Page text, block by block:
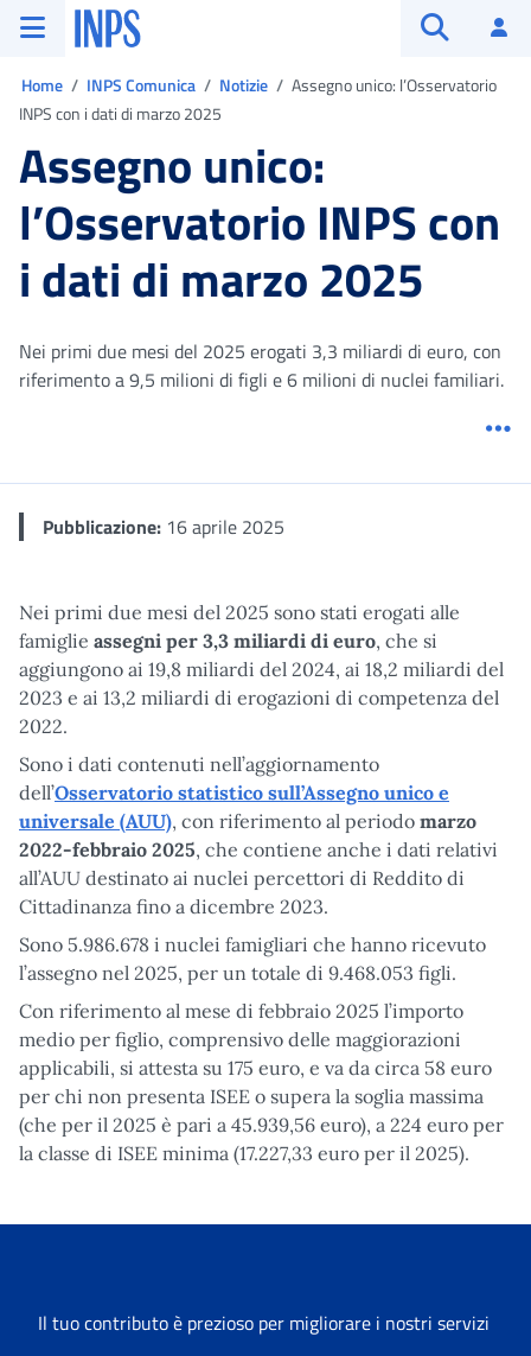
Vai al menu principale
Vai al contenuto principale
Vai al pie' di pagina
INPS ()
Home INPS Comunica Notizie
Assegno unico: l’Osservatorio
INPS con i dati di marzo 2025
Assegno unico:
l’Osservatorio INPS con
i dati di marzo 2025
Nei primi due mesi del 2025 erogati 3,3 miliardi di euro, con
riferimento a 9,5 milioni di figli e 6 milioni di nuclei familiari.
Pubblicazione: 16 aprile 2025
Nei primi due mesi del 2025 sono stati erogati alle
famiglie assegni per 3,3 miliardi di euro, che si
aggiungono ai 19,8 miliardi del 2024, ai 18,2 miliardi del
2023 e ai 13,2 miliardi di erogazioni di competenza del
2022.
Sono i dati contenuti nell’aggiornamento
dell’Osservatorio statistico sull’Assegno unico e
universale (AUU), con riferimento al periodo marzo
2022-febbraio 2025, che contiene anche i dati relativi
all’AUU destinato ai nuclei percettori di Reddito di
Cittadinanza fino a dicembre 2023.
Sono 5.986.678 i nuclei famigliari che hanno ricevuto
l’assegno nel 2025, per un totale di 9.468.053 figli.
Con riferimento al mese di febbraio 2025 l’importo
medio per figlio, comprensivo delle maggiorazioni
applicabili, si attesta su 175 euro, e va da circa 58 euro
per chi non presenta ISEE o supera la soglia massima
(che per il 2025 è pari a 45.939,56 euro), a 224 euro per
la classe di ISEE minima (17.227,33 euro per il 2025).
Il tuo contributo è prezioso per migliorare i nostri servizi